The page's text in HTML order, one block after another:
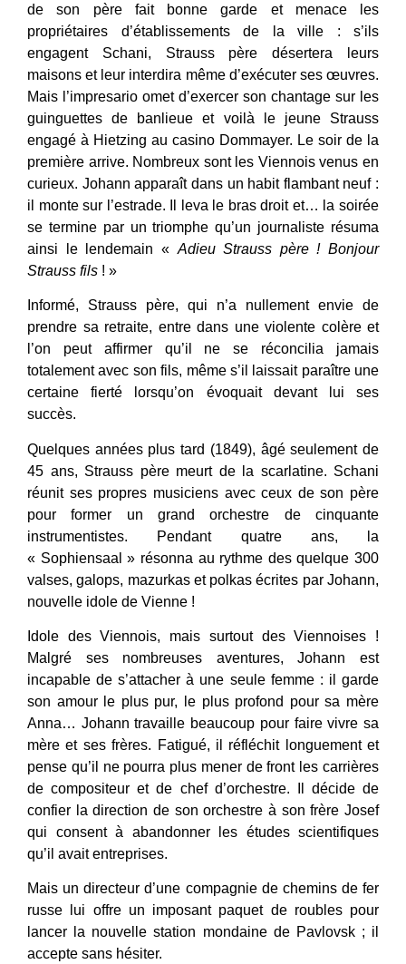
de son père fait bonne garde et menace les
propriétaires d’établissements de la ville : s’ils
engagent Schani, Strauss père désertera leurs
maisons et leur interdira même d’exécuter ses œuvres.
Mais l’impresario omet d’exercer son chantage sur les
guinguettes de banlieue et voilà le jeune Strauss
engagé à Hietzing au casino Dommayer. Le soir de la
première arrive. Nombreux sont les Viennois venus en
curieux. Johann apparaît dans un habit flambant neuf :
il monte sur l’estrade. Il leva le bras droit et… la soirée
se termine par un triomphe qu’un journaliste résuma
ainsi le lendemain « Adieu Strauss père ! Bonjour
Strauss fils ! »
Informé, Strauss père, qui n’a nullement envie de
prendre sa retraite, entre dans une violente colère et
l’on peut affirmer qu’il ne se réconcilia jamais
totalement avec son fils, même s’il laissait paraître une
certaine fierté lorsqu’on évoquait devant lui ses
succès.
Quelques années plus tard (1849), âgé seulement de
45 ans, Strauss père meurt de la scarlatine. Schani
réunit ses propres musiciens avec ceux de son père
pour former un grand orchestre de cinquante
instrumentistes. Pendant quatre ans, la
« Sophiensaal » résonna au rythme des quelque 300
valses, galops, mazurkas et polkas écrites par Johann,
nouvelle idole de Vienne !
Idole des Viennois, mais surtout des Viennoises !
Malgré ses nombreuses aventures, Johann est
incapable de s’attacher à une seule femme : il garde
son amour le plus pur, le plus profond pour sa mère
Anna… Johann travaille beaucoup pour faire vivre sa
mère et ses frères. Fatigué, il réfléchit longuement et
pense qu’il ne pourra plus mener de front les carrières
de compositeur et de chef d’orchestre. Il décide de
confier la direction de son orchestre à son frère Josef
qui consent à abandonner les études scientifiques
qu’il avait entreprises.
Mais un directeur d’une compagnie de chemins de fer
russe lui offre un imposant paquet de roubles pour
lancer la nouvelle station mondaine de Pavlovsk ; il
accepte sans hésiter.